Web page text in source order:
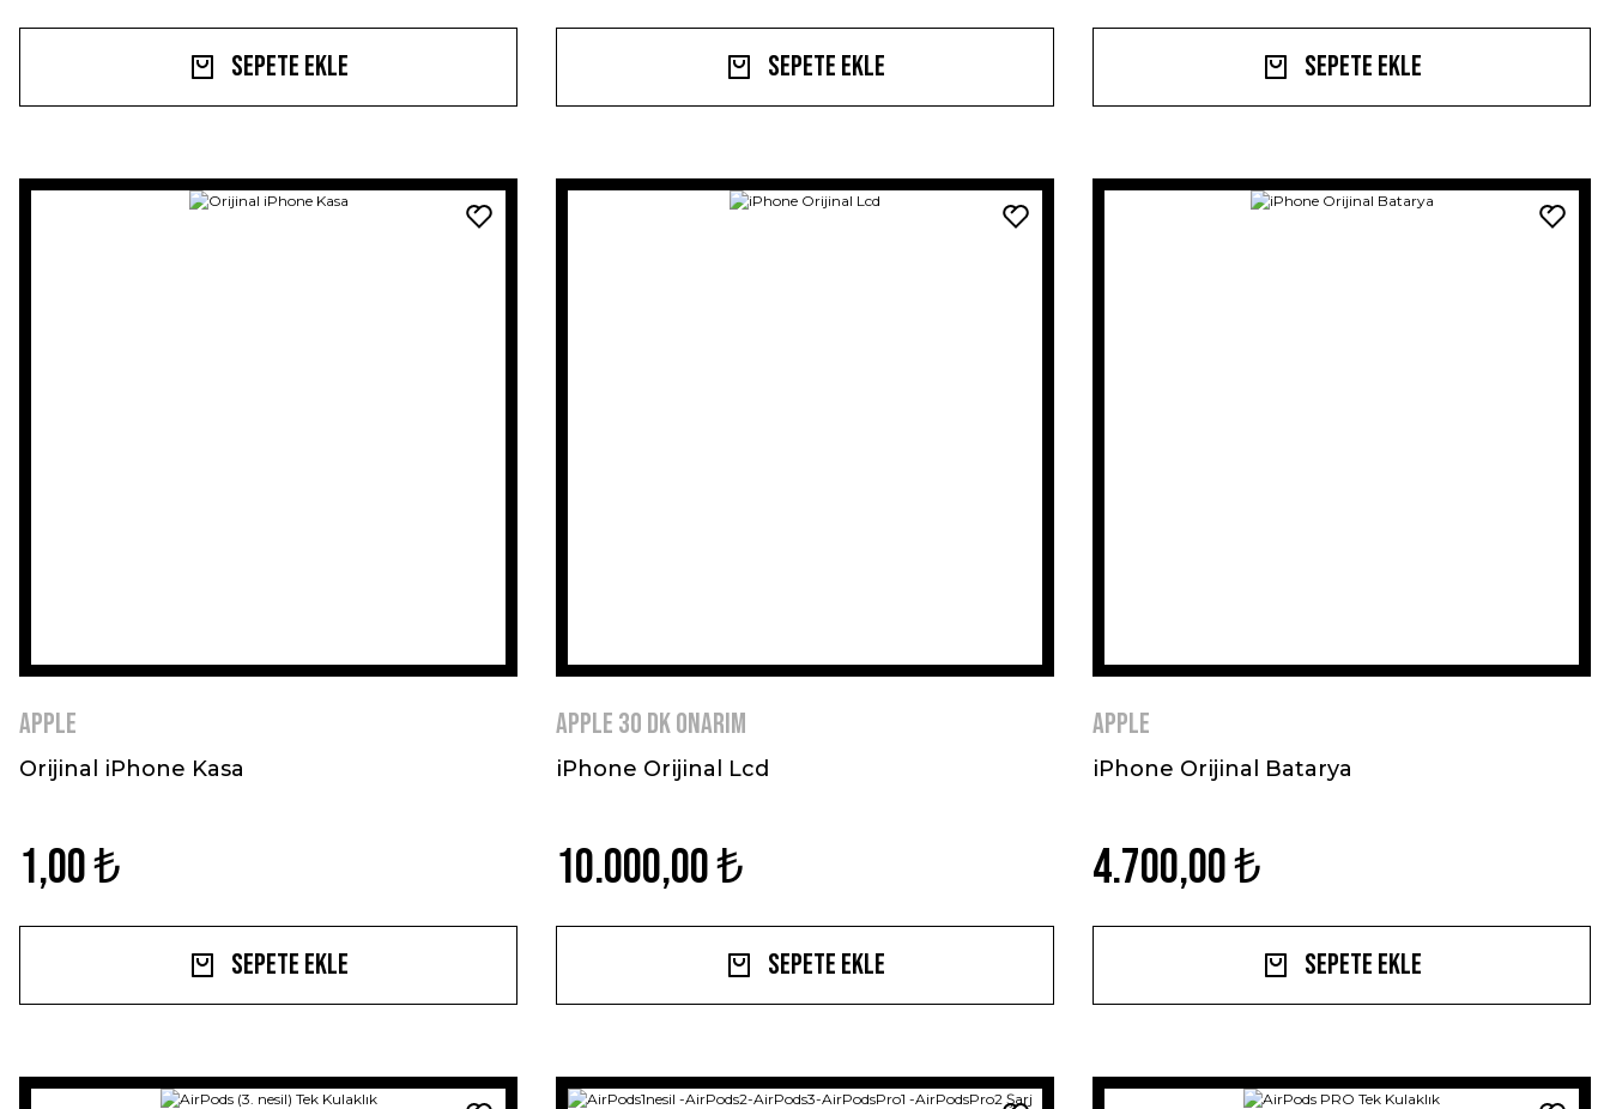
Sepete Ekle Sepete Ekle Sepete Ekle
Apple
Orijinal iPhone Kasa
1,00 ₺
Sepete Ekle
Apple 30 dk Onarım
iPhone Orijinal Lcd
10.000,00 ₺
Sepete Ekle
Apple
iPhone Orijinal Batarya
4.700,00 ₺
Sepete Ekle